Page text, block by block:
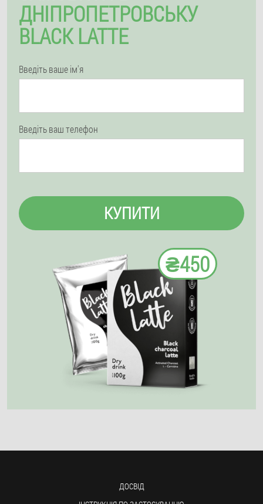
ДНІПРОПЕТРОВСЬКУ
BLACK LATTE
Введіть ваше ім'я
Введіть ваш телефон
КУПИТИ
₴450
ДОСВІД